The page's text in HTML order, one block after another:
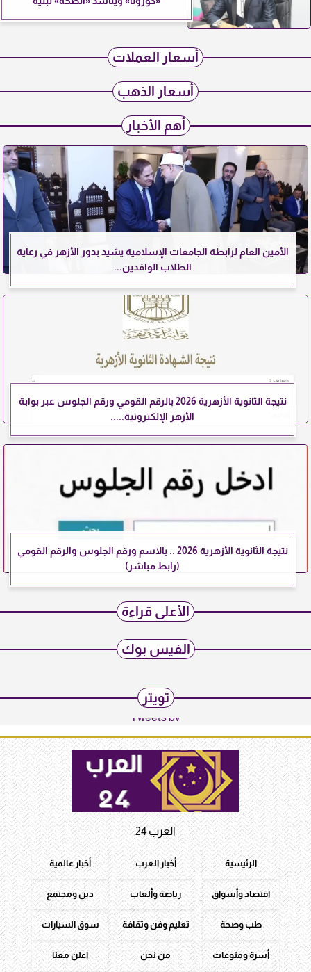
أسعار العملات
أسعار الذهب
أهم الأخبار
الأمين العام لرابطة الجامعات الإسلامية يشيد بدور الأزهر في رعاية
الطلاب الوافدين...
نتيجة الثانوية الأزهرية 2026 بالرقم القومي ورقم الجلوس عبر بوابة
الأزهر الإلكترونية.....
نتيجة الثانوية الأزهرية 2026 .. بالاسم ورقم الجلوس والرقم القومي
(رابط مباشر)
الأعلى قراءة
الفيس بوك
تويتر
Tweets by
العرب 24
الرئيسية أخبار العرب أخبار عالمية
اقتصاد وأسواق رياضة وألعاب دين ومجتمع
طب وصحة تعليم وفن وثقافة سوق السيارات
أسرة ومنوعات من نحن اعلن معنا